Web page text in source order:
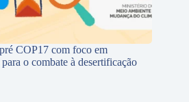
COP17 com foco em
o combate à desertificação